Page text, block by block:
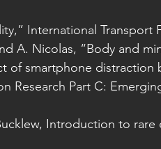
International Transport
A. Nicolas, “Body and
of smartphone distraction
Research Part C:
Introduction to rare